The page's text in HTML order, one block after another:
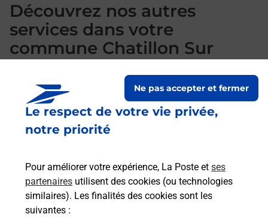
Le respect de votre vie privée,
notre priorité
Pour améliorer votre expérience, La Poste et ses
partenaires utilisent des cookies (ou technologies
similaires). Les finalités des cookies sont les
suivantes :
Ne pas accepter et fermer
Découvrez nos autres
services dans votre
commune Chatillon Sur